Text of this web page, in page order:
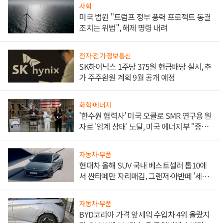
사회
미국 법원 "트럼프 정부 풍력 프로젝트 동결
조치는 위법", 해제 명령 내려
전자·전기·정보통신
SK하이닉스 1주당 375원 현금배당 실시, 추
가 주주환원 계획 9월 공개 예정
화학·에너지
'한수원 협력사' 미국 오클로 SMR 연구용 원
자로 '임계 상태' 도달, 미국 에너지부 "중요
자동차·부품
현대차 올해 SUV 국내 베스트셀러 톱10에
서 싼타페만 자리매김, 그랜저·아반떼 '세단
자동차·부품
BYD코리아 가격 앞세워 수입차 4위 올랐지